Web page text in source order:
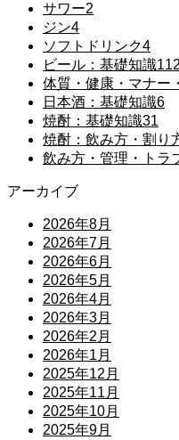
サワー2
ジン4
ソフトドリンク4
ビール：基礎知識
体質・健康・マナー
日本酒：基礎知識6
焼酎：基礎知識31
焼酎：飲み方・割り
飲み方・管理・トラ
アーカイブ
2026年8月
2026年7月
2026年6月
2026年5月
2026年4月
2026年3月
2026年2月
2026年1月
2025年12月
2025年11月
2025年10月
2025年9月